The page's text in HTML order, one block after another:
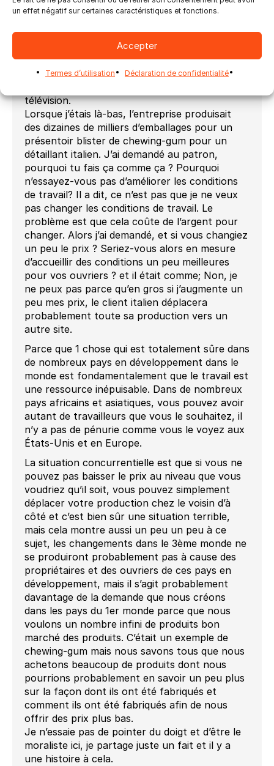
un effet négatif sur certaines caractéristiques et fonctions.
Accepter
Termes d’utilisation Déclaration de confidentialité
chauffé à l’huile qui était fait manuellement
dangereux d’être là. Il n’y avait pas de sécurité.
C’était un grand immeuble sans plan
d’évacuation. Je veux dire que tout était
terrible, comme vous pouvez probablement le
télévision.
Lorsque j’étais là-bas, l’entreprise produisait
des dizaines de milliers d’emballages pour un
présentoir blister de chewing-gum pour un
détaillant italien. J’ai demandé au patron,
pourquoi tu fais ça comme ça ? Pourquoi
n’essayez-vous pas d’améliorer les conditions
de travail? Il a dit, ce n’est pas que je ne veux
pas changer les conditions de travail. Le
problème est que cela coûte de l’argent pour
changer. Alors j’ai demandé, et si vous changiez
un peu le prix ? Seriez-vous alors en mesure
d’accueillir des conditions un peu meilleures
pour vos ouvriers ? et il était comme; Non, je
ne peux pas parce qu’en gros si j’augmente un
peu mes prix, le client italien déplacera
probablement toute sa production vers un
autre site.
Parce que 1 chose qui est totalement sûre dans
de nombreux pays en développement dans le
monde est fondamentalement que le travail est
une ressource inépuisable. Dans de nombreux
pays africains et asiatiques, vous pouvez avoir
autant de travailleurs que vous le souhaitez, il
n’y a pas de pénurie comme vous le voyez aux
États-Unis et en Europe.
La situation concurrentielle est que si vous ne
pouvez pas baisser le prix au niveau que vous
voudriez qu’il soit, vous pouvez simplement
déplacer votre production chez le voisin d’à
côté et c’est bien sûr une situation terrible,
mais cela montre aussi un peu un peu à ce
sujet, les changements dans le 3ème monde ne
se produiront probablement pas à cause des
propriétaires et des ouvriers de ces pays en
développement, mais il s’agit probablement
davantage de la demande que nous créons
dans les pays du 1er monde parce que nous
voulons un nombre infini de produits bon
marché des produits. C’était un exemple de
chewing-gum mais nous savons tous que nous
achetons beaucoup de produits dont nous
pourrions probablement en savoir un peu plus
sur la façon dont ils ont été fabriqués et
comment ils ont été fabriqués afin de nous
offrir des prix plus bas.
Je n’essaie pas de pointer du doigt et d’être le
moraliste ici, je partage juste un fait et il y a
une histoire à cela.